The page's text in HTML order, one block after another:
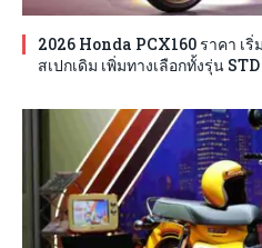
2026 Honda PCX160 ราคา เ
สเปกเดิม เพิ่มทางเลือกทั้งรุ่น